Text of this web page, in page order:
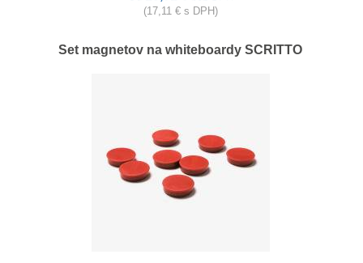
(17,11 € s DPH)
Set magnetov na whiteboardy SCRITTO